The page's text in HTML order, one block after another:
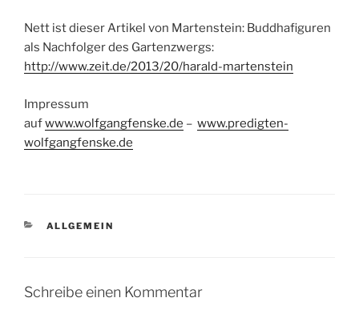
Nett ist dieser Artikel von Martenstein: Buddhafiguren
als Nachfolger des Gartenzwergs:
http://www.zeit.de/2013/20/harald-martenstein
Impressum
aufwww.wolfgangfenske.de – www.predigten-
wolfgangfenske.de
KATEGORIEN
ALLGEMEIN
Schreibe einen Kommentar